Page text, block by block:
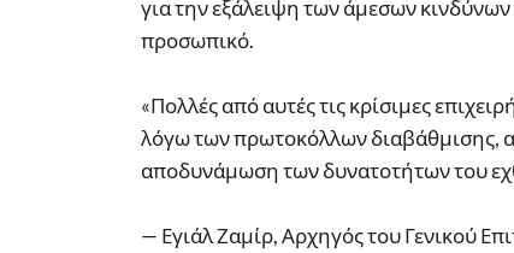
για την εξάλειψη των άμεσων κινδύνων
προσωπικό.
«Πολλές από αυτές τις κρίσιμες
λόγω των πρωτοκόλλων διαβάθμισης,
αποδυνάμωση των δυνατοτήτων του
— Εγιάλ Ζαμίρ, Αρχηγός του Γενικού